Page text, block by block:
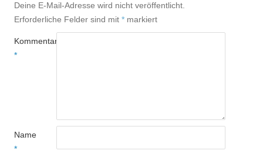
Deine E-Mail-Adresse wird nicht veröffentlicht.
Erforderliche Felder sind mit * markiert
Kommentar
*
Name
*